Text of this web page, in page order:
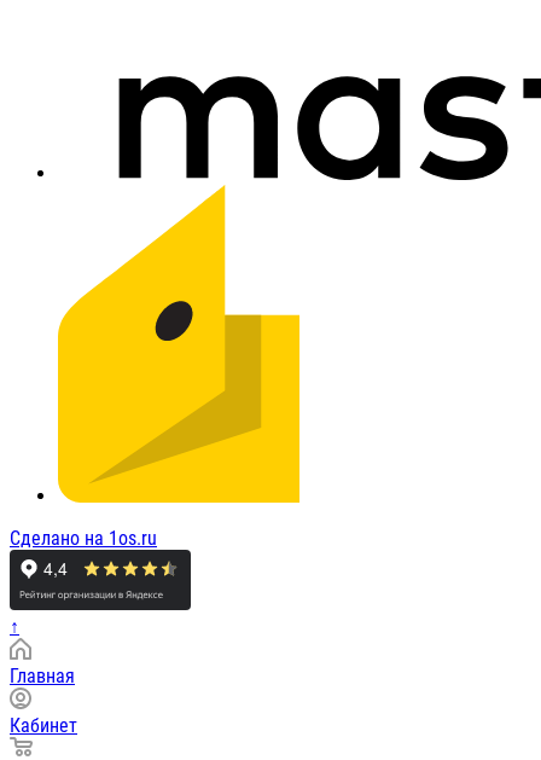
Сделано на 1os.ru
↑
Главная
Кабинет